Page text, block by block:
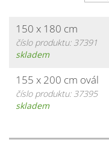
150 x 180 cm
číslo produktu: 37391
skladem
155 x 200 cm ovál
číslo produktu: 37395
skladem